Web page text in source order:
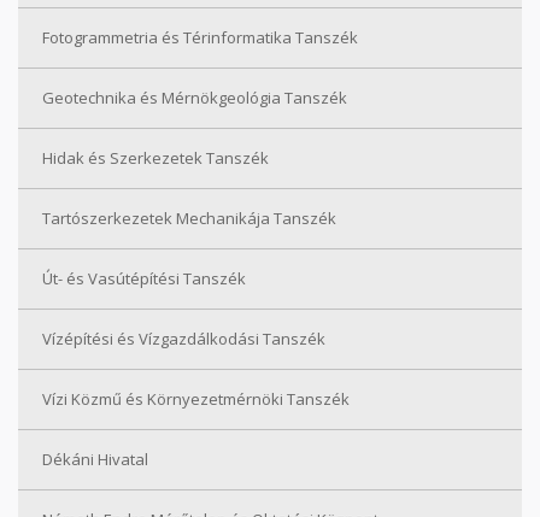
Fotogrammetria és Térinformatika Tanszék
Geotechnika és Mérnökgeológia Tanszék
Hidak és Szerkezetek Tanszék
Tartószerkezetek Mechanikája Tanszék
Út- és Vasútépítési Tanszék
Vízépítési és Vízgazdálkodási Tanszék
Vízi Közmű és Környezetmérnöki Tanszék
Dékáni Hivatal